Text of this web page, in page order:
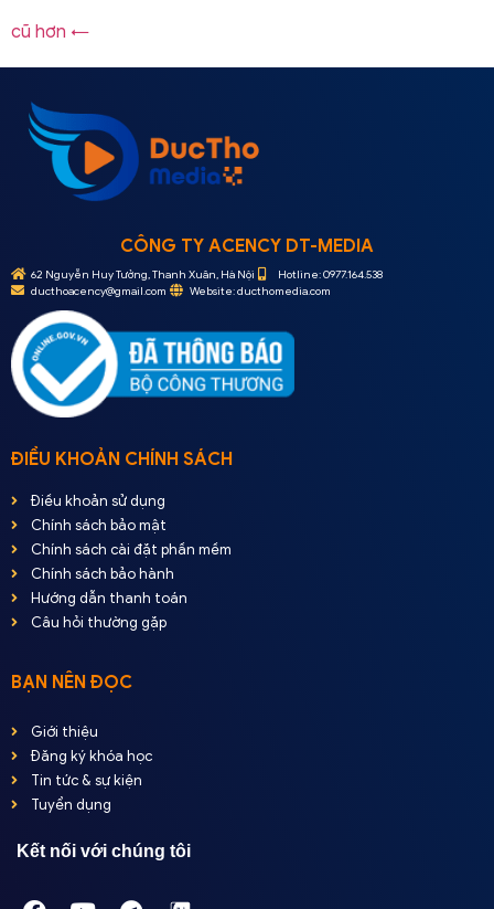
cũ hơn ←
CÔNG TY ACENCY DT-MEDIA
62 Nguyễn Huy Tưởng, Thanh Xuân, Hà Nội
Hotline: 0977.164.538
ducthoacency@gmail.com
Website: ducthomedia.com
ĐIỀU KHOẢN CHÍNH SÁCH
Điều khoản sử dụng
Chính sách bảo mật
Chính sách cài đặt phần mềm
Chính sách bảo hành
Hướng dẫn thanh toán
Câu hỏi thường gặp
BẠN NÊN ĐỌC
Giới thiệu
Đăng ký khóa học
Tin tức & sự kiện
Tuyển dụng
Kết nối với chúng tôi